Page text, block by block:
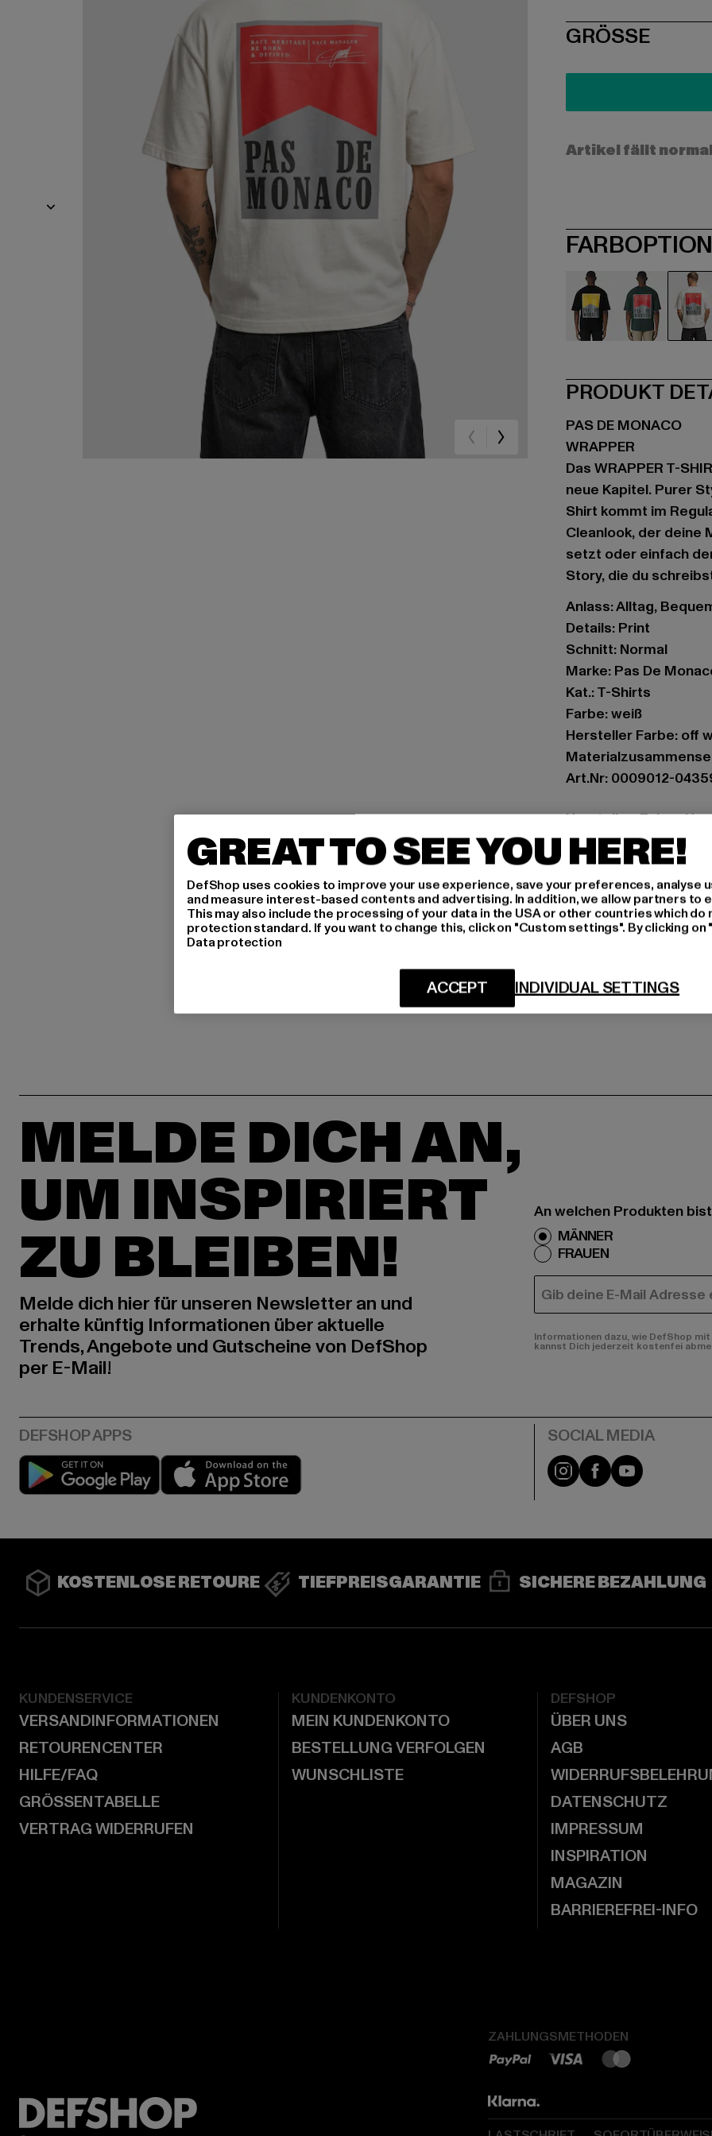
SIZE
GRÖSSE
Artikel fällt
PRODUKT
PAS DE MONACO
WRAPPER
Das WRAPPER T-
neue Kapitel. Purer
Shirt kommt im
Cleanlook, der deine
setzt oder einfach
Story, die du
Anlass: Alltag,
Details: Print
Schnitt: Normal
Marke: Pas De
Kat.: T-Shirts
Farbe: weiß
Hersteller Farbe: off
Art.Nr: 0009012-
Hersteller: Zabou
Shelley Road,
GRÖSSE
MELDE DICH AN,
UM INSPIRIERT
ZU BLEIBEN!
Melde dich hier für unseren Newsletter an und
erhalte künftig Informationen über aktuelle
Trends, Angebote und Gutscheine von DefShop
per E-Mail!
An welchen Produkten
MÄNNER
FRAUEN
E-MAIL
Informationen dazu, wie DefShop
kannst Dich jederzeit kostenfei
Play market Instagram
FacebookYouTube
KOSTENLOSE RETOURE TIEFPREISGARANTIE SICHERE BEZAHLUNG
KUNDENSERVICE
VERSANDINFORMATIONEN
RETOURENCENTER
HILFE/FAQ
GRÖSSENTABELLE
VERTRAG WIDERRUFEN
KUNDENKONTO
MEIN KUNDENKONTO
BESTELLUNG VERFOLGEN
WUNSCHLISTE
DEFSHOP
ÜBER UNS
AGB
DATENSCHUTZ
IMPRESSUM
INSPIRATION
MAGAZIN
BARRIEREFREI-INFO
ZAHLUNGSMETHODEN
GREAT TO SEE YOU HERE!
DefShop uses cookies to improve your use experience, save your preferences, analyse
and measure interest-based contents and advertising. In addition, we allow partners to
This may also include the processing of your data in the USA or other countries which do
protection standard. If you want to change this, click on "Custom settings". By clicking
Data protection
INDIVIDUAL SETTINGS
ACCEPT